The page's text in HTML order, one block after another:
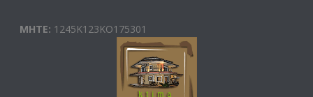
ΜΗΤΕ: 1245Κ123ΚΟ175301